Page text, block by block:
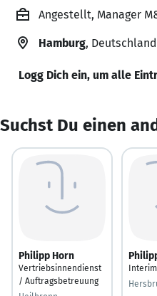
Angestellt, Manager
Hamburg, Deutschland
Logg Dich ein, um alle
Suchst Du einen
Philipp Horn
Vertriebsinnendienst
/ Auftragsbetreuung